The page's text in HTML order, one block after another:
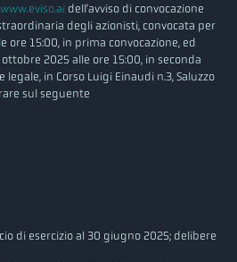
www.eviso.ai dell’avviso di convocazione
degli azionisti, convocata per
ore 15:00, in prima convocazione, ed
2025 alle ore 15:00, in seconda
legale, in Corso Luigi Einaudi n.3, Saluzzo
sul seguente
di esercizio al 30 giugno 2025; delibere